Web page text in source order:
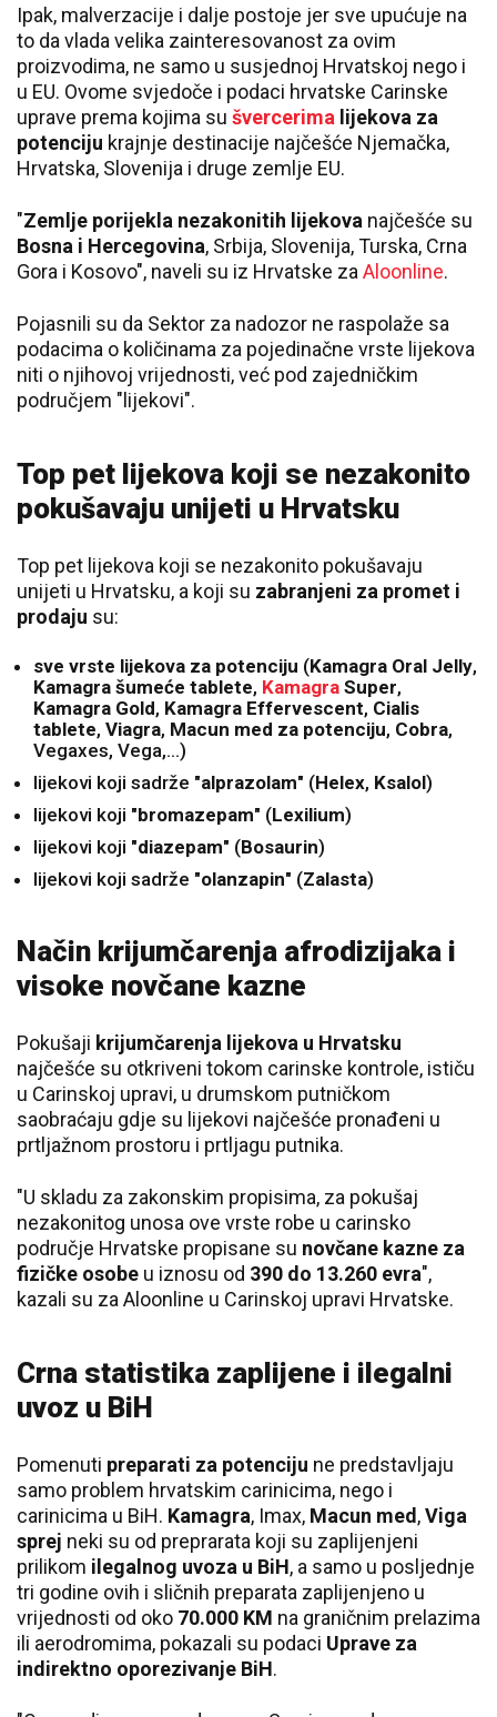
Ipak, malverzacije i dalje postoje jer sve upućuje na
to da vlada velika zainteresovanost za ovim
proizvodima, ne samo u susjednoj Hrvatskoj nego i
u EU. Ovome svjedoče i podaci hrvatske Carinske
uprave prema kojima su švercerima lijekova za
potenciju krajnje destinacije najčešće Njemačka,
Hrvatska, Slovenija i druge zemlje EU.
"Zemlje porijekla nezakonitih lijekova najčešće su
Bosna i Hercegovina, Srbija, Slovenija, Turska, Crna
Gora i Kosovo", naveli su iz Hrvatske za Aloonline.
Pojasnili su da Sektor za nadozor ne raspolaže sa
podacima o količinama za pojedinačne vrste lijekova
niti o njihovoj vrijednosti, već pod zajedničkim
područjem "lijekovi".
Top pet lijekova koji se nezakonito
pokušavaju unijeti u Hrvatsku
Top pet lijekova koji se nezakonito pokušavaju
unijeti u Hrvatsku, a koji su zabranjeni za promet i
prodaju su:
sve vrste lijekova za potenciju (Kamagra Oral Jelly,
Kamagra šumeće tablete, Kamagra Super,
Kamagra Gold, Kamagra Effervescent, Cialis
tablete, Viagra, Macun med za potenciju, Cobra,
Vegaxes, Vega,…)
lijekovi koji sadrže "alprazolam" (Helex, Ksalol)
lijekovi koji "bromazepam" (Lexilium)
lijekovi koji "diazepam" (Bosaurin)
lijekovi koji sadrže "olanzapin" (Zalasta)
Način krijumčarenja afrodizijaka i
visoke novčane kazne
Pokušaji krijumčarenja lijekova u Hrvatsku
najčešće su otkriveni tokom carinske kontrole, ističu
u Carinskoj upravi, u drumskom putničkom
saobraćaju gdje su lijekovi najčešće pronađeni u
prtljažnom prostoru i prtljagu putnika.
"U skladu za zakonskim propisima, za pokušaj
nezakonitog unosa ove vrste robe u carinsko
područje Hrvatske propisane su novčane kazne za
fizičke osobe u iznosu od 390 do 13.260 evra",
kazali su za Aloonline u Carinskoj upravi Hrvatske.
Crna statistika zaplijene i ilegalni
uvoz u BiH
Pomenuti preparati za potenciju ne predstavljaju
samo problem hrvatskim carinicima, nego i
carinicima u BiH. Kamagra, Imax, Macun med ,Viga
sprej neki su od preprarata koji su zaplijenjeni
prilikom ilegalnog uvoza u BiH, a samo u posljednje
tri godine ovih i sličnih preparata zaplijenjeno u
vrijednosti od oko 70.000 KM na graničnim prelazima
ili aerodromima, pokazali su podaci Uprave za
indirektno oporezivanje BiH.